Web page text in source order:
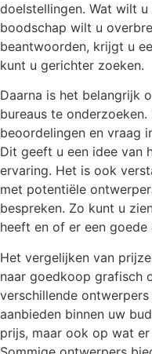
doelstellingen. Wat wilt
boodschap wilt u
beantwoorden, krijgt u
kunt u gerichter zoeken.
Daarna is het belangrijk
bureaus te
beoordelingen en vraag
Dit geeft u een idee van
ervaring. Het is ook
met potentiële
bespreken. Zo kunt u
heeft en of er een
Het vergelijken van
naar goedkoop grafisch
verschillende
aanbieden binnen uw
prijs, maar ook op wat